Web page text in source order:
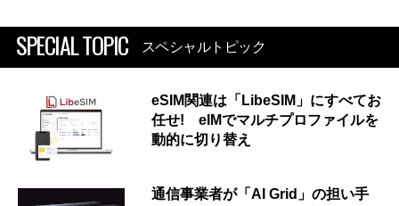
SPECIAL TOPIC スペシャルトピック
eSIM関連は「LibeSIM」にすべてお
任せ! eIMでマルチプロファイルを
動的に切り替え
通信事業者が「AI Grid」の担い手